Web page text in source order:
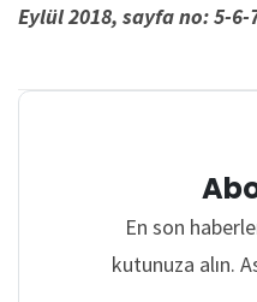
Eylül 2018, sayfa no: 5-6-
En son
kutunuza alın.